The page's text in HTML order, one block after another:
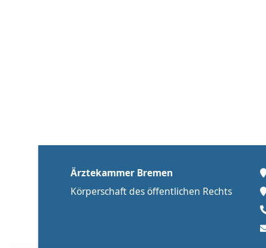
Ärztekammer Bremen
Körperschaft des öffentlichen Rechts